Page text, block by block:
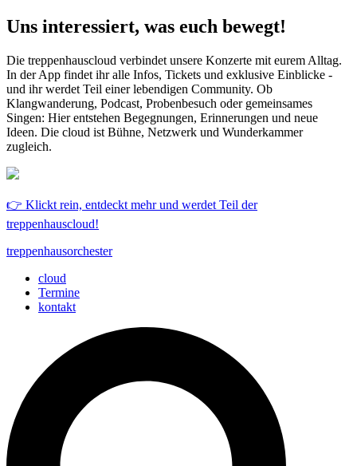
Uns interessiert, was euch bewegt!
Die treppenhauscloud verbindet unsere Konzerte mit eurem Alltag.
In der App findet ihr alle Infos, Tickets und exklusive Einblicke -
und ihr werdet Teil einer lebendigen Community. Ob
Klangwanderung, Podcast, Probenbesuch oder gemeinsames
Singen: Hier entstehen Begegnungen, Erinnerungen und neue
Ideen. Die cloud ist Bühne, Netzwerk und Wunderkammer
zugleich.
👉 Klickt rein, entdeckt mehr und werdet Teil der
treppenhauscloud!
treppenhausorchester
cloud
Termine
kontakt